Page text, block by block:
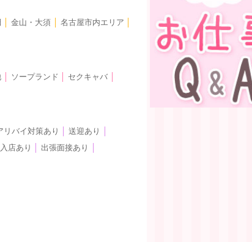
金山・大須 名古屋市内エリア
ソープランド セクキャバ
リバイ対策あり 送迎あり
店あり 出張面接あり